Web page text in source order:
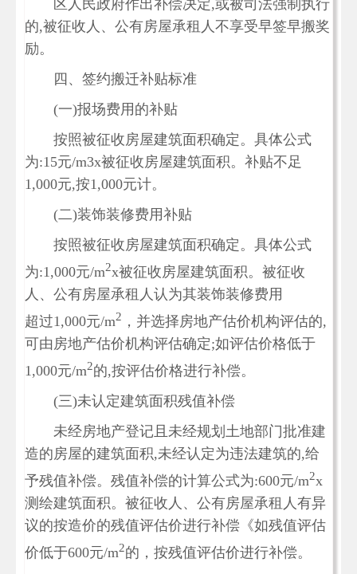
区人民政府作出补偿决定,或被司法强制执行
的,被征收人、公有房屋承租人不享受早签早搬奖
励。
四、签约搬迁补贴标准
(一)报场费用的补贴
按照被征收房屋建筑面积确定。具体公式
为:15元/m3x被征收房屋建筑面积。补贴不足
1,000元,按1,000元计。
(二)装饰装修费用补贴
按照被征收房屋建筑面积确定。具体公式
为:1,000元/m2x被征收房屋建筑面积。被征收
人、公有房屋承租人认为其装饰装修费用
超过1,000元/m2 ，并选择房地产估价机构评估的,
可由房地产估价机构评估确定;如评估价格低于
1,000元/m2的,按评估价格进行补偿。
(三)未认定建筑面积残值补偿
未经房地产登记且未经规划土地部门批准建
造的房屋的建筑面积,未经认定为违法建筑的,给
予残值补偿。残值补偿的计算公式为:600元/m2x
测绘建筑面积。被征收人、公有房屋承租人有异
议的按造价的残值评估价进行补偿《如残值评估
价低于600元/m2的，按残值评估价进行补偿。